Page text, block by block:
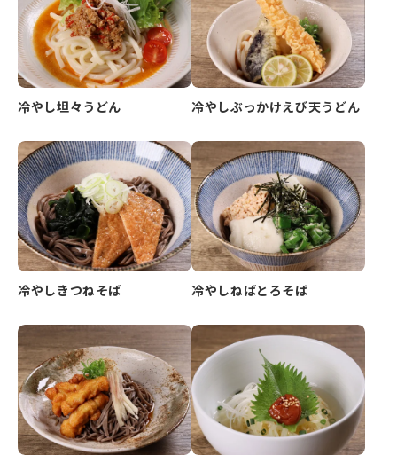
冷やし坦々うどん 冷やしぶっかけえび天うどん
冷やしきつねそば 冷やしねばとろそば